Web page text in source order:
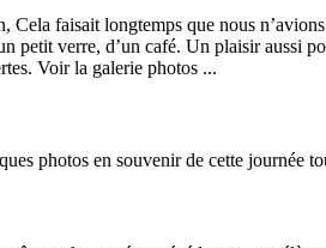
Cela faisait longtemps que nous
petit verre, d’un café. Un plaisir aussi
Voir la galerie photos ...
photos en souvenir de cette journée